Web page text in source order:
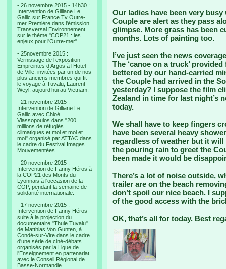
- 26 novembre 2015 - 14h30 :
Intervention de Gilliane Le
Gallic sur France Tv Outre-
mer Première dans l'émission
Transversal Environnement
sur le thème "COP21 : les
enjeux pour l'Outre-mer".
- 25novembre 2015 :
Vernissage de l’exposition
Empreintes d’Argos à l’Hotel
de Ville, invitées par un de nos
plus anciens membres qui fit
le voyage à Tuvalu, Laurent
Weyl, aujourd’hui au Vietnam.
- 21 novembre 2015 :
Intervention de Gilliane Le
Gallic avec Chloé
Vlassopoulos dans "200
millions de réfugiés
climatiques et moi et moi et
moi" organisé par ATTAC dans
le cadre du Festival Images
Mouvementées.
- 20 novembre 2015 :
Intervention de Fanny Héros à
la COP21 des Monts du
Lyonnais à l'occasion de la
COP, pendant la semaine de
solidarité internationale.
- 17 novembre 2015 :
Intervention de Fanny Héros
suite à la projection du
documentaire "Thule Tuvalu"
de Matthias Von Gunten, à
Condé-sur-Vire dans le cadre
d'une série de ciné-débats
organisés par la Ligue de
l'Enseignement en partenariat
avec le Conseil Régional de
Basse-Normandie.
Our ladies have been very
Couple are alert as they pass
glimpse. More grass has been
months. Lots of painting too.
I’ve just seen the news
The ‘canoe on a truck’
bettered by our hand-carried
the Couple had arrived in the
yesterday? I suppose the film
Zealand in time for last night’s
today.
We shall have to keep fingers
have been several heavy
regardless of weather but it
the pouring rain to greet the
been made it would be
There’s a lot of noise outside,
trailer are on the beach
don’t spoil our nice beach. I
of the good access with the
OK, that’s all for today. Best